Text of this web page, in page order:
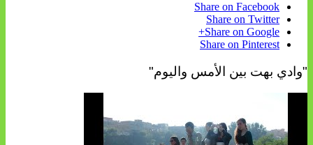
Share on Facebook
Share on Twitter
Share on Google+
Share on Pinterest
"وادي بهت بين الأمس واليوم"